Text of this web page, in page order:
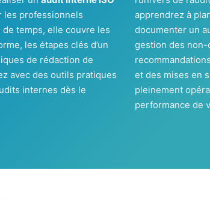
les professionnels
temps, elle couvre les
les étapes clés d’un
de rédaction de
avec des outils pratiques
internes dès le
apprendrez à
documenter un
gestion des
et des mises en
pleinement
performance de